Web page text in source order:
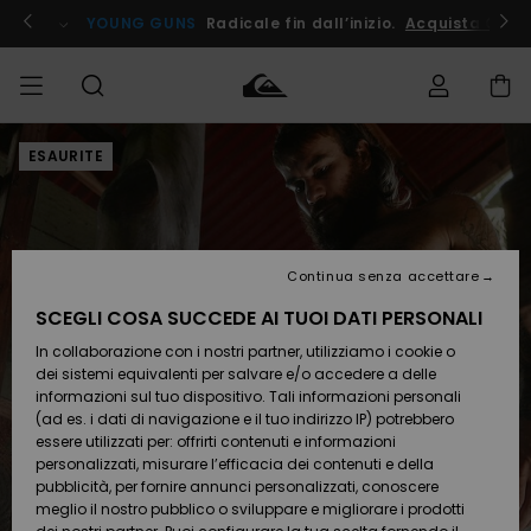
informazioni
prodotto
! YOUNG GUNS Radicale fin dall’inizio. Acquista Ora
UOMO Abbigliamento
Accessori
Calzature
e
infradito
Surf /
Acqua
Abbigliamento
Accessori
Calzature
e
infradito
Surf /
Acqua
Nuovi
Da
Scoprire
Snow
SURF
Surf Shop
Highlights
Comunità
SNOW
Shop
Snow
Shop
Donna
OUTLET
Outlet
Donna
Pagamento
Buono regalo
Quiksilver
Freedom
ESAURITE
SCEGLI COSA SUCCEDE AI TUOI DATI PERSONALI
In collaborazione con i nostri partner, utilizziamo i cookie o
dei sistemi equivalenti per salvare e/o accedere a delle
informazioni sul tuo dispositivo. Tali informazioni personali
(ad es. i dati di navigazione e il tuo indirizzo IP) potrebbero
essere utilizzati per: offrirti contenuti e informazioni
personalizzati, misurare l’efficacia dei contenuti e della
pubblicità, per fornire annunci personalizzati, conoscere
meglio il nostro pubblico o sviluppare e migliorare i prodotti
Continua senza accettare